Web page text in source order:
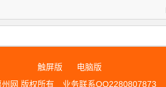
触屏版
电脑版
网 版权所有
业务联系QQ2280807873